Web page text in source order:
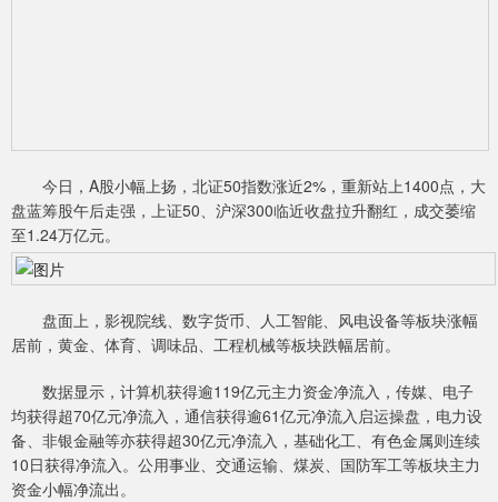
今日，A股小幅上扬，北证50指数涨近2%，重新站上1400点，大
盘蓝筹股午后走强，上证50、沪深300临近收盘拉升翻红，成交萎缩
至1.24万亿元。
盘面上，影视院线、数字货币、人工智能、风电设备等板块涨幅
居前，黄金、体育、调味品、工程机械等板块跌幅居前。
数据显示，计算机获得逾119亿元主力资金净流入，传媒、电子
均获得超70亿元净流入，通信获得逾61亿元净流入启运操盘，电力设
备、非银金融等亦获得超30亿元净流入，基础化工、有色金属则连续
10日获得净流入。公用事业、交通运输、煤炭、国防军工等板块主力
资金小幅净流出。